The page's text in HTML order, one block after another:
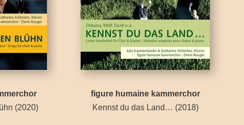
(2020)
figure humaine kammerchor
Kennst du das Land… (2018)